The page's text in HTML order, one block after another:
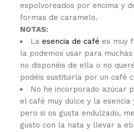
espolvoreados por encima y
formas de caramelo.
NOTAS:
Laesencia de café es muy
la podemos usar para
no disponéis de ella o no
podéis sustituirla por un café
No he incorporado azúcar
el café muy dulce y la esencia
pero si os gusta endulzado,
gusto con la nata y llevar a